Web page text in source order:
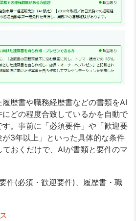
歴書や職務経歴書などの書類をAI
どの程度合致しているかを自動で
。事前に「必須要件」や「歓迎要
3年以上」といった具体的な条件
ておくだけで、AIが書類と要件のマ
件(必須・歓迎要件)、履歴書・職